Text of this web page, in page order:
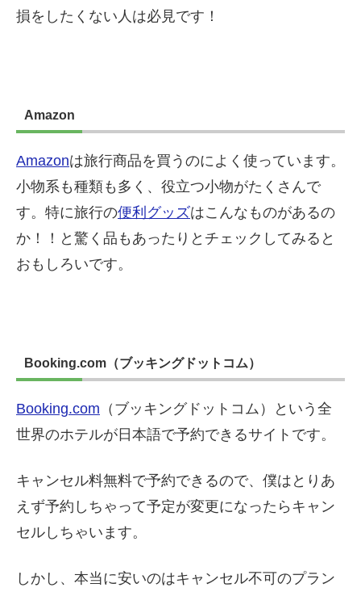
損をしたくない人は必見です！
Amazon
Amazonは旅行商品を買うのによく使っています。
小物系も種類も多く、役立つ小物がたくさんで
す。特に旅行の便利グッズはこんなものがあるの
か！！と驚く品もあったりとチェックしてみると
おもしろいです。
Booking.com（ブッキングドットコム）
Booking.com （ブッキングドットコム）という全
世界のホテルが日本語で予約できるサイトです。
キャンセル料無料で予約できるので、僕はとりあ
えず予約しちゃって予定が変更になったらキャン
セルしちゃいます。
しかし、本当に安いのはキャンセル不可のプラン